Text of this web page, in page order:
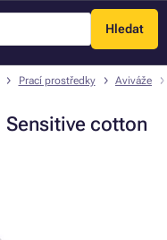
Hledat
Menu
Prací prostředky Aviváže
Sensitive cotton